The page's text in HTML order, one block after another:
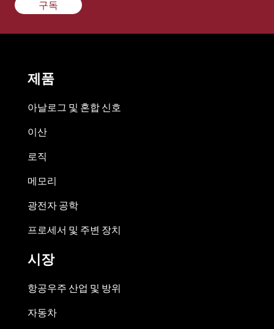
구독
제품
아날로그 및 혼합 신호
이산
로직
메모리
광전자 공학
프로세서 및 주변 장치
시장
항공우주 산업 및 방위
자동차